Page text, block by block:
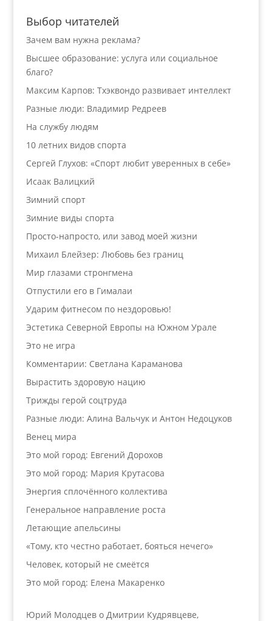
Выбор читателей
Зачем вам нужна реклама?
Высшее образование: услуга или социальное
благо?
Максим Карпов: Тхэквондо развивает интеллект
Разные люди: Владимир Редреев
На службу людям
10 летних видов спорта
Сергей Глухов: «Спорт любит уверенных в себе»
Исаак Валицкий
Зимний спорт
Зимние виды спорта
Просто-напросто, или завод моей жизни
Михаил Блейзер: Любовь без границ
Мир глазами стронгмена
Отпустили его в Гималаи
Ударим фитнесом по нездоровью!
Эстетика Северной Европы на Южном Урале
Это не игра
Комментарии: Светлана Караманова
Вырастить здоровую нацию
Трижды герой соцтруда
Разные люди: Алина Вальчук и Антон Недоцуков
Венец мира
Это мой город: Евгений Дорохов
Это мой город: Мария Крутасова
Энергия сплочённого коллектива
Генеральное направление роста
Летающие апельсины
«Тому, кто честно работает, бояться нечего»
Человек, который не смеётся
Это мой город: Елена Макаренко
Юрий Молодцев о Дмитрии Кудрявцеве,